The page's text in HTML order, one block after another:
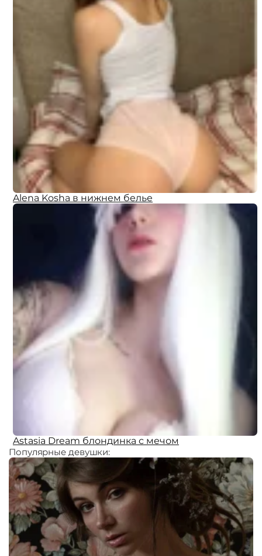
Alena Kosha в нижнем белье
Astasia Dream блондинка с мечом
Популярные девушки: